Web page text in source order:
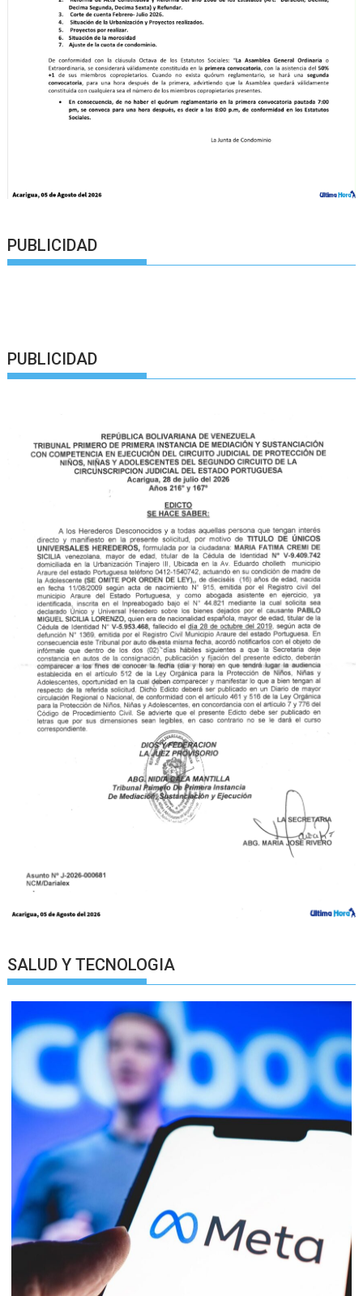
PUBLICIDAD
PUBLICIDAD
SALUD Y TECNOLOGIA